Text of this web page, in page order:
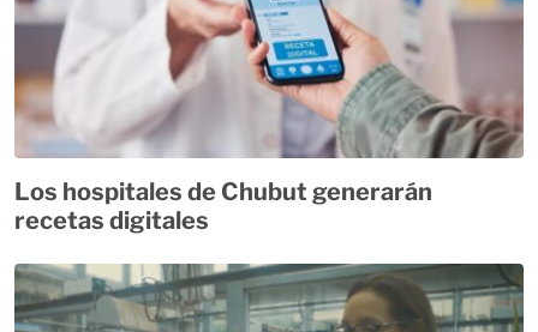
Los hospitales de Chubut generarán
recetas digitales